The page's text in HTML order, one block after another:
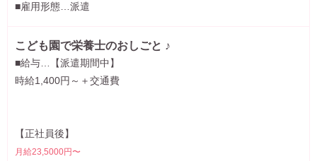
■雇用形態…派遣
こども園で栄養士のおしごと ♪
■給与…【派遣期間中】
時給1,400円～＋交通費
【正社員後】
月給23,5000円〜